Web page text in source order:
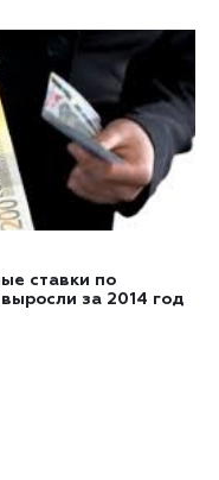
ставки по
за 2014 год